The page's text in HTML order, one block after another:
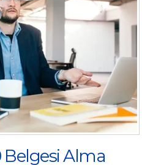
Belgesi Alma